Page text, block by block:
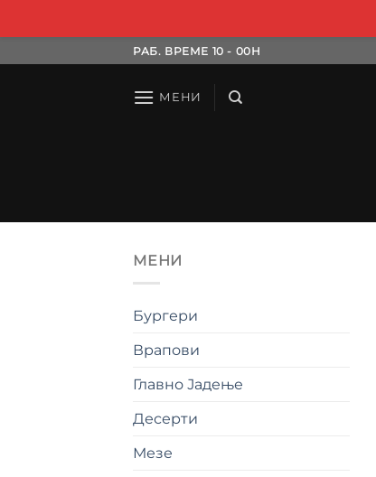
to
РАБ. ВРЕМЕ 10 - 00H
МЕНИ
МЕНИ
Бургери
Врапови
Главно Јадење
Десерти
Мезе